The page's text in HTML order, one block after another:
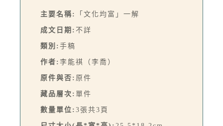
主要名稱: 「文化均富」一解
成文日期: 不詳
類別: 手稿
作者: 李能祺（李喬）
原件與否: 原件
藏品層次: 單件
數量單位: 3張共3頁